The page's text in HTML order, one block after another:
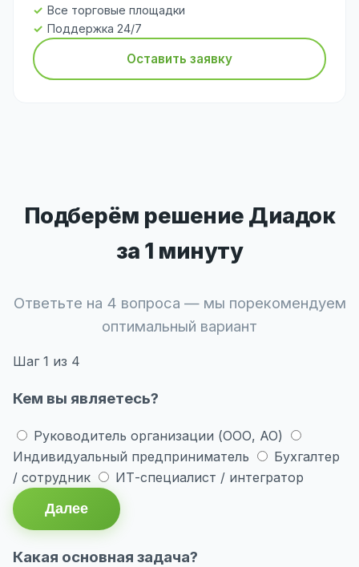
Все торговые площадки
Поддержка 24/7
Оставить заявку
Подберём решение Диадок
за 1 минуту
Ответьте на 4 вопроса — мы порекомендуем
оптимальный вариант
Шаг 1 из 4
Кем вы являетесь?
Руководитель организации (ООО, АО)
Индивидуальный предприниматель
Бухгалтер
/ сотрудник
ИТ-специалист / интегратор
Далее
Какая основная задача?